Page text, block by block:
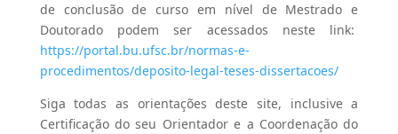
de conclusão de curso em nível de Mestrado e
Doutorado podem ser acessados ​​neste link:
https://portal.bu.ufsc.br/normas-e-
procedimentos/deposito-legal-teses-dissertacoes/
Siga todas as orientações deste site, inclusive a
Certificação do seu Orientador e a Coordenação do